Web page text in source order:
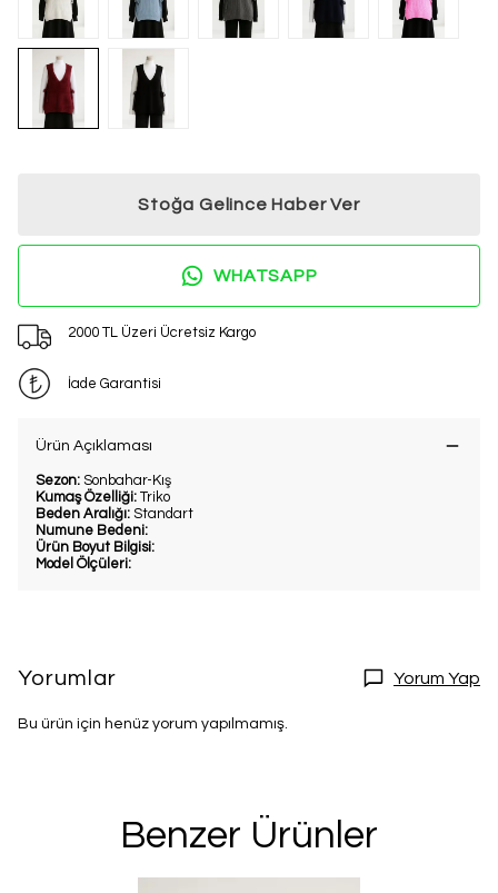
Stoğa Gelince Haber Ver
WHATSAPP
2000 TL Üzeri Ücretsiz Kargo
İade Garantisi
Ürün Açıklaması
Sezon: Sonbahar-Kış
Kumaş Özelliği: Triko
Beden Aralığı: Standart
Numune Bedeni:
Ürün Boyut Bilgisi:
Model Ölçüleri:
Yorumlar Yorum Yap
Bu ürün için henüz yorum yapılmamış.
Benzer Ürünler